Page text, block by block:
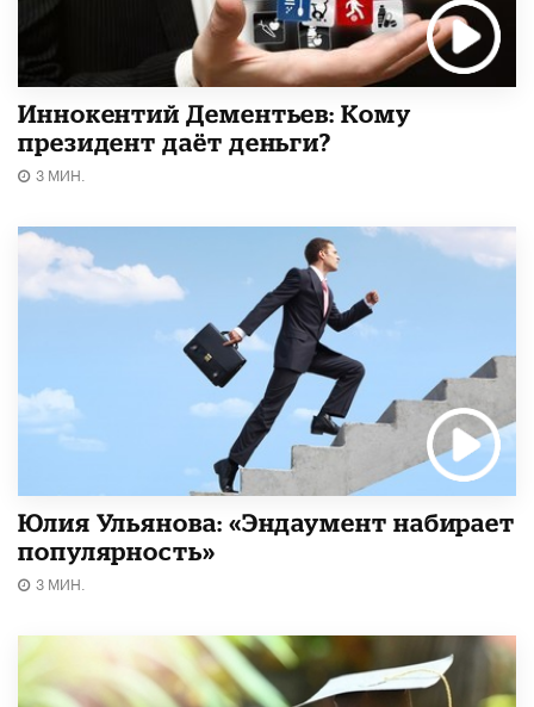
Иннокентий Дементьев: Кому
президент даёт деньги?
3 МИН.
Юлия Ульянова: «Эндаумент набирает
популярность»
3 МИН.